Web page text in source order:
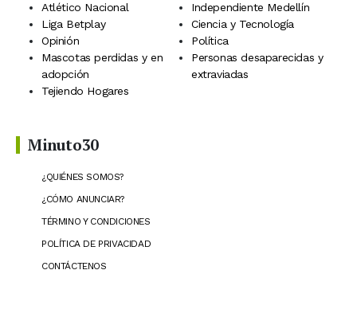
Atlético Nacional
Independiente Medellín
Liga Betplay
Ciencia y Tecnología
Opinión
Política
Mascotas perdidas y en
adopción
Personas desaparecidas y
extraviadas
Tejiendo Hogares
Minuto30
¿QUIÉNES SOMOS?
¿CÓMO ANUNCIAR?
TÉRMINO Y CONDICIONES
POLÍTICA DE PRIVACIDAD
CONTÁCTENOS